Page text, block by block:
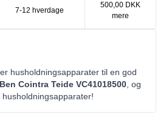
7-12 hverdage
500,00 DKK
mere
husholdningsapparater til en god
Ben Cointra Teide VC41018500 , og